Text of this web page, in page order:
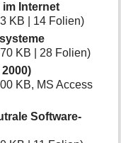
Internet
KB | 14 Folien)
KB | 28 Folien)
KB, MS Access
Software-